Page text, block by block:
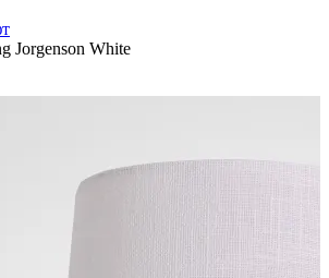
Jorgenson White